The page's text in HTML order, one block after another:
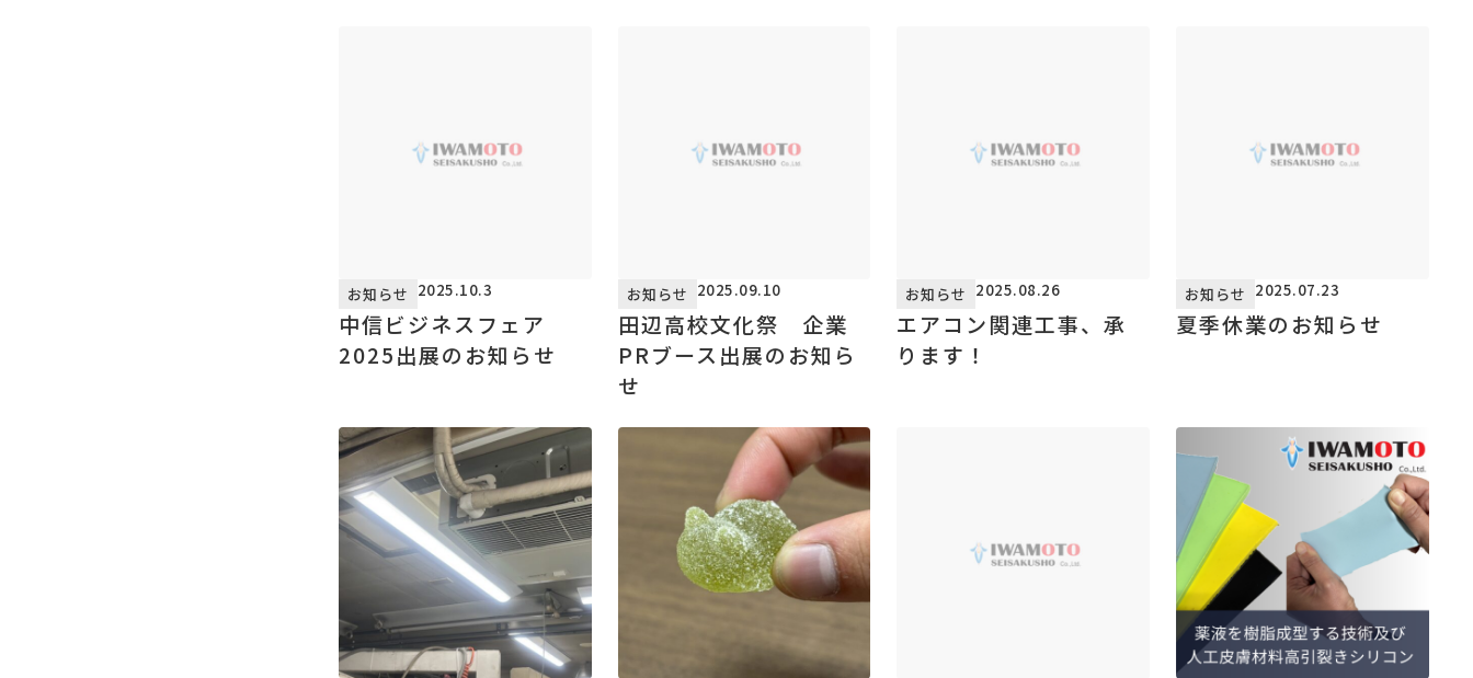
お知らせ 2025.10.3
中信ビジネスフェア
2025出展のお知らせ
お知らせ 2025.09.10
田辺高校文化祭 企業
PRブース出展のお知ら
せ
お知らせ 2025.08.26
エアコン関連工事、承
ります！
お知らせ 2025.07.23
夏季休業のお知らせ